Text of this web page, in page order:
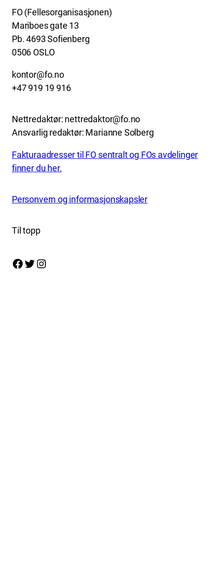
FO (Fellesorganisasjonen)
Mariboes gate 13
Pb. 4693 Sofienberg
0506 OSLO
kontor@fo.no
+47 919 19 916
Nettredaktør: nettredaktor@fo.no
Ansvarlig redaktør: Marianne Solberg
Fakturaadresser til FO sentralt og FOs avdelinger
finner du her.
Personvern og informasjonskapsler
Til topp
Facebook Twitter Instagram